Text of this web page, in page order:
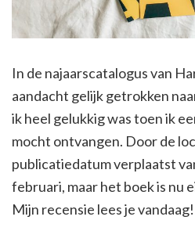
In de najaarscatalogus van
aandacht gelijk getrokken
ik heel gelukkig was toen ik
mocht ontvangen. Door de
publicatiedatum verplaatst
februari, maar het boek is nu
Mijn recensie lees je vandaag!